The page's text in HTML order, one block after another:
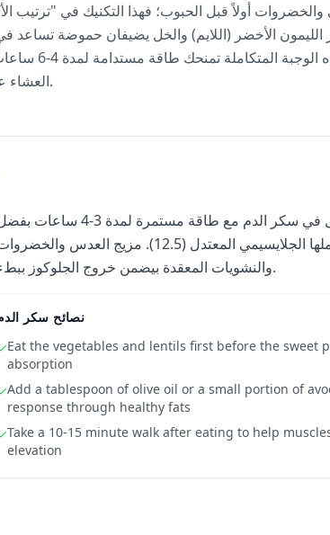
أولاً قبل الحبوب؛ فهذا التكنيك في "ترتيب
الوجبة بنسبة تصل إلى 73%. عصير الليمون الأخضر (اللايم) والخل يضيفان
بينما يوفر الكمون
العشاء عندما تحتاج لطاقة تدوم طويلاً.
الوجبة دي بتؤدي لارتفاع تدريجي ومعتدل في سكر الدم مع طاقة مستمرة لمدة 3-4
مؤشرها الجلايسيمي المنخفض (27) وحملها الجلايسيمي المعتدل (12.5). مزيج العدس
والنشويات المعقدة بيضمن خروج الجلوكوز ببطء.
نصائح سكر
Eat the vegetables and lentils first before the sweet
absorption
Add a tablespoon of olive oil or a small portion of
response through healthy fats
Take a 10-15 minute walk after eating to help
elevation